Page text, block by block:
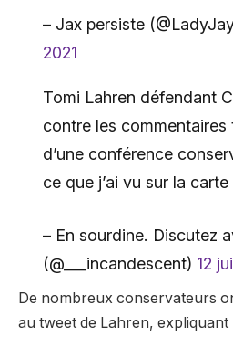
– Jax persiste
2021
Tomi Lahren défendant
contre les commentaires
d’une conférence
ce que j’ai vu sur la
– En sourdine. Discutez
(@___incandescent) 12
De nombreux conservateurs
au tweet de Lahren,